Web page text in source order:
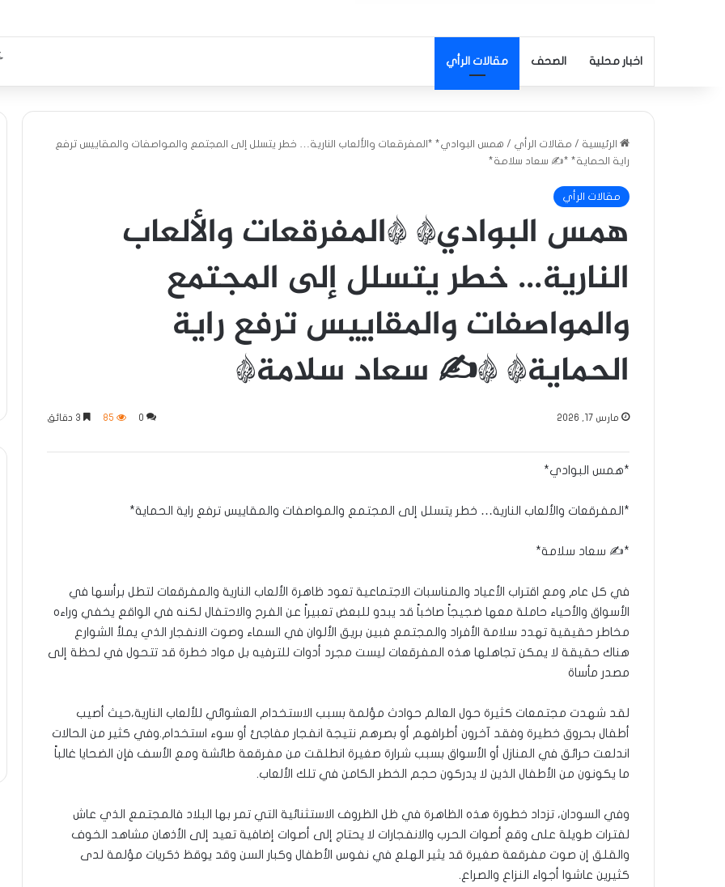
اخبار محلية الصحف مقالات الرأي
الرئيسية / مقالات الرأي / همس البوادي* *المفرقعات والألعاب النارية… خطر يتسلل إلى المجتمع والمواصفات والمقاييس ترفع
راية الحماية* *✍️ سعاد سلامة*
مقالات الرأي
همس البوادي* *المفرقعات والألعاب
النارية… خطر يتسلل إلى المجتمع
والمواصفات والمقاييس ترفع راية
الحماية* *✍️ سعاد سلامة*
مارس 17, 2026 0
85
*همس البوادي*
*المفرقعات والألعاب النارية… خطر يتسلل إلى المجتمع والمواصفات والمقاييس ترفع راية الحماية*
*✍️ سعاد سلامة*
في كل عام ومع اقتراب الأعياد والمناسبات الاجتماعية تعود ظاهرة الألعاب النارية والمفرقعات لتطل برأسها في
الأسواق والأحياء حاملة معها ضجيجاً صاخباً قد يبدو للبعض تعبيراً عن الفرح والاحتفال لكنه في الواقع يخفي وراءه
مخاطر حقيقية تهدد سلامة الأفراد والمجتمع فبين بريق الألوان في السماء وصوت الانفجار الذي يملأ الشوارع
هناك حقيقة لا يمكن تجاهلها هذه المفرقعات ليست مجرد أدوات للترفيه بل مواد خطرة قد تتحول في لحظة إلى
مصدر مأساة
لقد شهدت مجتمعات كثيرة حول العالم حوادث مؤلمة بسبب الاستخدام العشوائي للألعاب النارية،حيث أصيب
أطفال بحروق خطيرة وفقد آخرون أطرافهم أو بصرهم نتيجة انفجار مفاجئ أو سوء استخدام.وفي كثير من الحالات
اندلعت حرائق في المنازل أو الأسواق بسبب شرارة صغيرة انطلقت من مفرقعة طائشة ومع الأسف فإن الضحايا غالباً
ما يكونون من الأطفال الذين لا يدركون حجم الخطر الكامن في تلك الألعاب.
وفي السودان، تزداد خطورة هذه الظاهرة في ظل الظروف الاستثنائية التي تمر بها البلاد فالمجتمع الذي عاش
لفترات طويلة على وقع أصوات الحرب والانفجارات لا يحتاج إلى أصوات إضافية تعيد إلى الأذهان مشاهد الخوف
والقلق إن صوت مفرقعة صغيرة قد يثير الهلع في نفوس الأطفال وكبار السن وقد يوقظ ذكريات مؤلمة لدى
كثيرين عاشوا أجواء النزاع والصراع.